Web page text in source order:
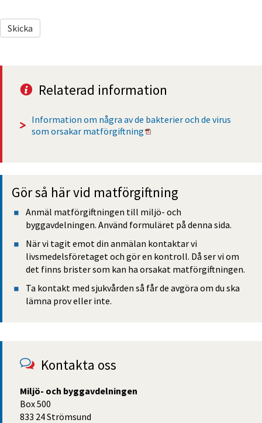
Relaterad information
Information om några av de bakterier och de virus
som orsakar matförgiftning Pdf, 14 kB, öppnas i nytt
Gör så här vid matförgiftning
Anmäl matförgiftningen till miljö- och
byggavdelningen. Använd formuläret på denna sida.
När vi tagit emot din anmälan kontaktar vi
livsmedelsföretaget och gör en kontroll. Då ser vi om
det finns brister som kan ha orsakat matförgiftningen.
Ta kontakt med sjukvården så får de avgöra om du ska
lämna prov eller inte.
Kontakta oss
Miljö- och byggavdelningen
Box 500
833 24 Strömsund